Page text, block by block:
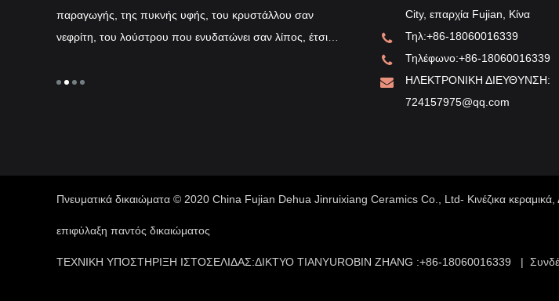
παραγωγής, της πυκνής υφής, του κρυστάλλου σαν
νεφρίτη, του λούστρου που ενυδατώνει σαν λίπος, έτσι
άλλες φήμες, στο σύστημα λευκής πορσελάνης της Κίνας
δυναστεία των Βόρειων Σονγκ και η όπτηση
πορσελάνης Dingyao ξεκίνησε στη
Η τοποθεσία του Dingyao Kiln βρίσκεται
Magnetic Village, Hebei. Η λευκή πορσελάνη
της δυναστείας των Τανγκ έχει παρόμοια
πάτο που μοιάζει με κέικ, ενώ μερικά έχουν
City, επαρχία Fujian, Κίνα
Τηλ:+86-18060016339
Τηλέφωνο:+86-18060016339
ΗΛΕΚΤΡΟΝΙΚΗ ΔΙΕΥΘΥΝΣΗ:
724157975@qq.com
Πνευματικά δικαιώματα © 2020 China Fujian Dehua Jinruixiang Ceramics Co., Ltd- Κινέζικα
επιφύλαξη παντός δικαιώματος
ΤΕΧΝΙΚΗ ΥΠΟΣΤΗΡΙΞΗ ΙΣΤΟΣΕΛΙΔΑΣ:ΔΙΚΤΥΟ TIANYUROBIN ZHANG :+86-18060016339 |